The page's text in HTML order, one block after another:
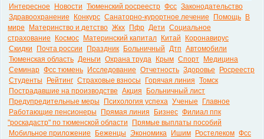
Интересное
Новости Тюменский росреестр Фсс Законодательство
Здравоохранение
Конкурс Санаторно-курортное лечение Помощь
В
мире
Материнство и детство Жкх Пфр Дети Социальное
страхование
Космос Материнский капитал Китай
Коронавирус
Скидки
Почта россии Праздник Больничный Дтп Автомобили
Тюменская область Деньги Охрана труда Крым Спорт
Медицина
Семинар Фсс тюмень Исследование Отчетность Здоровье
Росреестр
Студенты
Рейтинг Страховые взносы Горячая линия Томск
Пострадавшие на производстве Акция
Больничный лист
Предупредительные меры
Психология успеха Ученые
Главное
Работающие пенсионеры
Прямая линия Бизнес Филиал ппк
"роскадастр" по тюменской области
Прямые выплаты пособий
Мобильное приложение
Беженцы Экономика Ишим Ростелеком Фсс